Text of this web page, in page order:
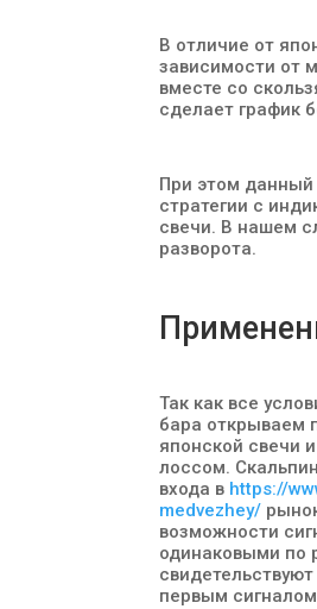
В отличие от
зависимости от
вместе со
сделает график
При этом данный
стратегии с
свечи. В нашем
разворота.
Так как все
бара открываем
японской свечи
лоссом.
входа в https://
medvezhey/
возможности
одинаковыми по
первым